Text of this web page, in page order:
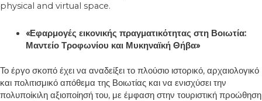
physical and virtual space.
«Εφαρμογές εικονικής πραγματικότητας στη Βοιωτία:
Μαντείο Τροφωνίου και Μυκηναϊκή Θήβα»
Το έργο σκοπό έχει να αναδείξει το πλούσιο ιστορικό, αρχαιολογικό
και πολιτισμικό απόθεμα της Βοιωτίας και να ενισχύσει την
πολυποίκιλη αξιοποίησή του, με έμφαση στην τουριστική προώθηση